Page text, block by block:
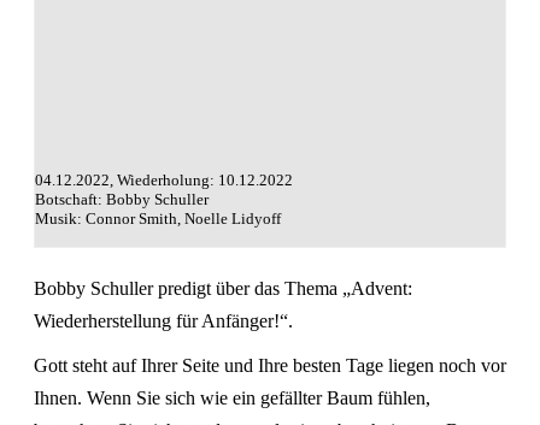
04.12.2022, Wiederholung: 10.12.2022
Botschaft: Bobby Schuller
Musik: Connor Smith, Noelle Lidyoff
Bobby Schuller predigt über das Thema „Advent:
Wiederherstellung für Anfänger!“.
Gott steht auf Ihrer Seite und Ihre besten Tage liegen noch vor
Ihnen. Wenn Sie sich wie ein gefällter Baum fühlen,